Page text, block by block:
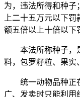
为，违法所得和种子
上二十五万元以下
额五倍以上十倍以下
本法所称种子，是
料，包罗籽粒、果实
统一动物品种正在
广、发卖时只能利用